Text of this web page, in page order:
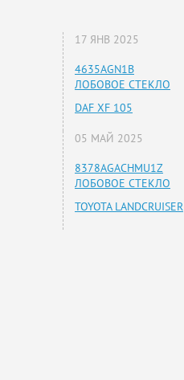
17 ЯНВ 2025
4635AGN1B
ЛОБОВОЕ СТЕКЛО
DAF XF 105
05 МАЙ 2025
8378AGACHMU1Z
ЛОБОВОЕ СТЕКЛО
TOYOTA LANDCRUISER